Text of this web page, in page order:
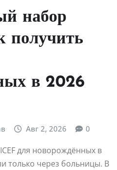
набор
получить
в 2026
Авг 2, 2026 0
для новорождённых в
только через больницы. В